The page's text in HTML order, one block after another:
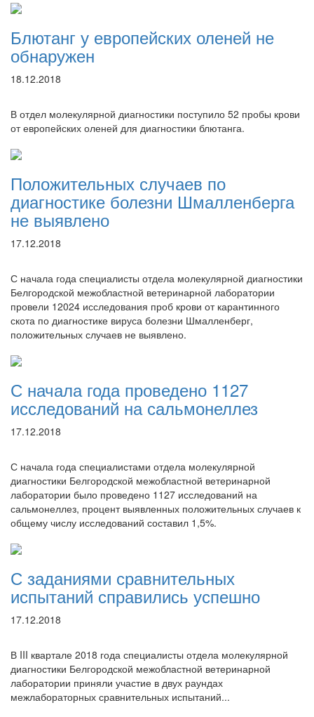
Блютанг у европейских оленей не
обнаружен
18.12.2018
В отдел молекулярной диагностики поступило 52 пробы крови
от европейских оленей для диагностики блютанга.
Положительных случаев по
диагностике болезни Шмалленберга
не выявлено
17.12.2018
С начала года специалисты отдела молекулярной диагностики
Белгородской межобластной ветеринарной лаборатории
провели 12024 исследования проб крови от карантинного
скота по диагностике вируса болезни Шмалленберг,
положительных случаев не выявлено.
С начала года проведено 1127
исследований на сальмонеллез
17.12.2018
С начала года специалистами отдела молекулярной
диагностики Белгородской межобластной ветеринарной
лаборатории было проведено 1127 исследований на
сальмонеллез, процент выявленных положительных случаев к
общему числу исследований составил 1,5%.
С заданиями сравнительных
испытаний справились успешно
17.12.2018
В III квартале 2018 года специалисты отдела молекулярной
диагностики Белгородской межобластной ветеринарной
лаборатории приняли участие в двух раундах
межлабораторных сравнительных испытаний...